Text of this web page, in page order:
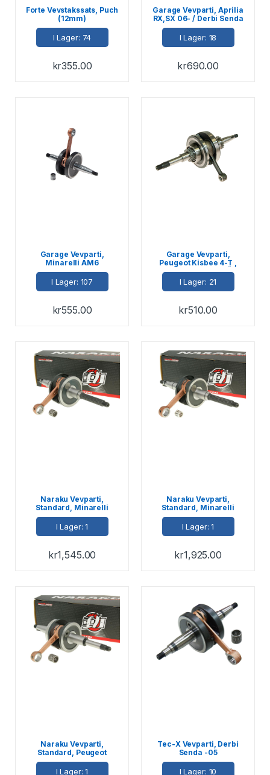
Forte Vevstakssats, Puch
(12mm)
I Lager: 74
kr355.00
Garage Vevparti, Aprilia
RX,SX 06- / Derbi Senda
06- / Gilera SMT,RCR 06-
I Lager: 18
kr690.00
Garage Vevparti,
Minarelli AM6
I Lager: 107
kr555.00
Garage Vevparti,
Peugeot Kisbee 4-T ,
Kolvtapp Ø 10mm, Öp.
drev 16 t.
I Lager: 21
kr510.00
Naraku Vevparti,
Standard, Minarelli
Liggande
I Lager: 1
kr1,545.00
Naraku Vevparti,
Standard, Minarelli
Stående
I Lager: 1
kr1,925.00
Naraku Vevparti,
Standard, Peugeot
Liggande luft/vätskekyld
I Lager: 1
Tec-X Vevparti, Derbi
Senda -05
I Lager: 10